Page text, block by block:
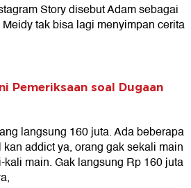
Story disebut Adam sebagai
tak bisa lagi menyimpan cerita
Pemeriksaan soal Dugaan
langsung 160 juta. Ada beberapa
addict ya, orang gak sekali main
main. Gak langsung Rp 160 juta